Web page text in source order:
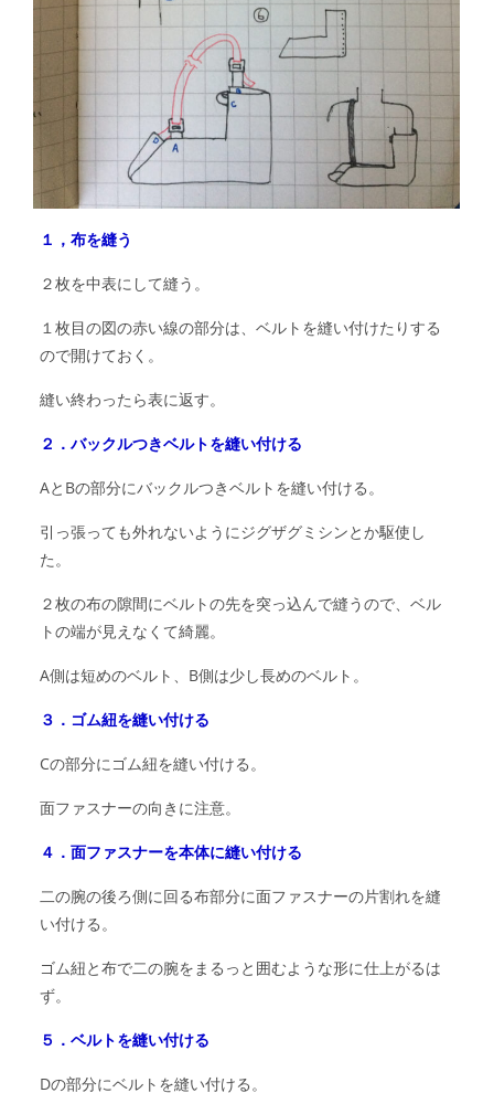
１，布を縫う
２枚を中表にして縫う。
１枚目の図の赤い線の部分は、ベルトを縫い付けたりする
ので開けておく。
縫い終わったら表に返す。
２．バックルつきベルトを縫い付ける
AとBの部分にバックルつきベルトを縫い付ける。
引っ張っても外れないようにジグザグミシンとか駆使し
た。
２枚の布の隙間にベルトの先を突っ込んで縫うので、ベル
トの端が見えなくて綺麗。
A側は短めのベルト、B側は少し長めのベルト。
３．ゴム紐を縫い付ける
Cの部分にゴム紐を縫い付ける。
面ファスナーの向きに注意。
４．面ファスナーを本体に縫い付ける
二の腕の後ろ側に回る布部分に面ファスナーの片割れを縫
い付ける。
ゴム紐と布で二の腕をまるっと囲むような形に仕上がるは
ず。
５．ベルトを縫い付ける
Dの部分にベルトを縫い付ける。